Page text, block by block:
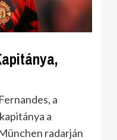
a
a
radarján